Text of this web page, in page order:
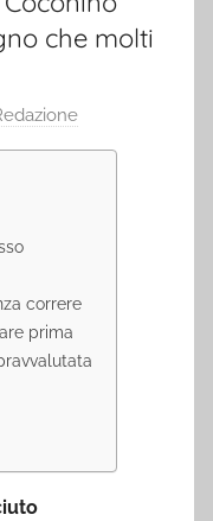
che molti
correre
prima